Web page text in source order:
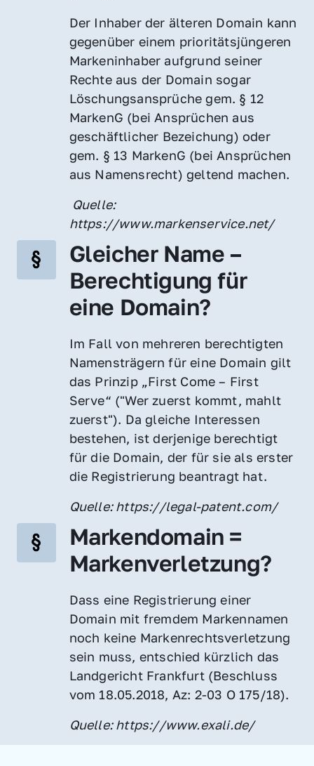
Der Inhaber der älteren Domain kann
gegenüber einem prioritätsjüngeren
Markeninhaber aufgrund seiner
Rechte aus der Domain sogar
Löschungsansprüche gem. § 12
MarkenG (bei Ansprüchen aus
geschäftlicher Bezeichung) oder
gem. § 13 MarkenG (bei Ansprüchen
aus Namensrecht) geltend machen.
https://www.markenservice.net/
Gleicher Name –
Berechtigung für
eine Domain?
Im Fall von mehreren berechtigten
Namensträgern für eine Domain gilt
das Prinzip „First Come – First
Serve“ ("Wer zuerst kommt, mahlt
zuerst"). Da gleiche Interessen
bestehen, ist derjenige berechtigt
für die Domain, der für sie als erster
die Registrierung beantragt hat.
Quelle: https://legal-patent.com/
Markendomain =
Markenverletzung?
Dass eine Registrierung einer
Domain mit fremdem Markennamen
noch keine Markenrechtsverletzung
sein muss, entschied kürzlich das
Landgericht Frankfurt (Beschluss
vom 18.05.2018, Az: 2-03 O 175/18).
Quelle: https://www.exali.de/